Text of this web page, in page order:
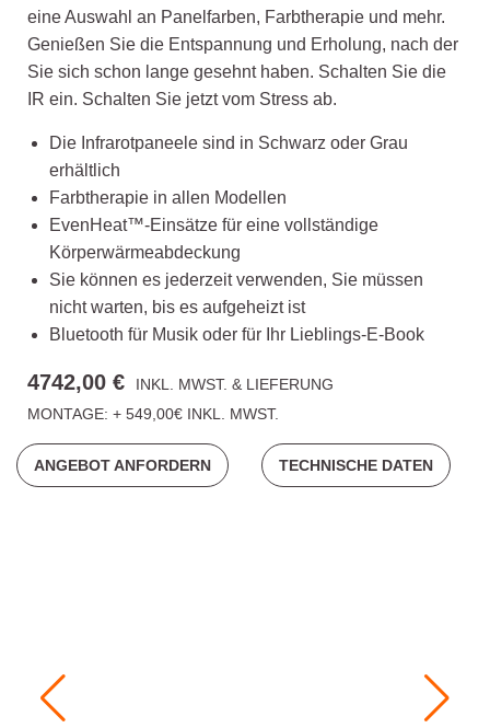
eine Auswahl an Panelfarben, Farbtherapie und mehr.
Genießen Sie die Entspannung und Erholung, nach der
Sie sich schon lange gesehnt haben. Schalten Sie die
IR ein. Schalten Sie jetzt vom Stress ab.
Die Infrarotpaneele sind in Schwarz oder Grau
erhältlich
Farbtherapie in allen Modellen
EvenHeat™-Einsätze für eine vollständige
Körperwärmeabdeckung
Sie können es jederzeit verwenden, Sie müssen
nicht warten, bis es aufgeheizt ist
Bluetooth für Musik oder für Ihr Lieblings-E-Book
4742,00 €
INKL. MWST. & LIEFERUNG
MONTAGE: + 549,00€ INKL. MWST.
ANGEBOT ANFORDERN TECHNISCHE DATEN